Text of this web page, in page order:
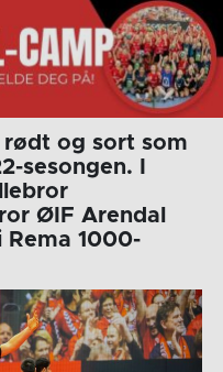
rødt og sort som
sesongen. I
ØIF Arendal
1000-